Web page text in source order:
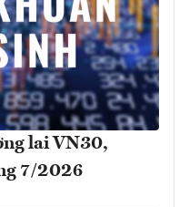
lai VN30,
7/2026